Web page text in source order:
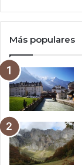
Más populares